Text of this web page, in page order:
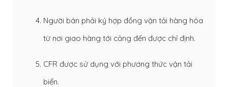
Người bán phải ký hợp đồng vận tải hàng hóa
từ nơi giao hàng tới cảng đến được chỉ định.
CFR được sử dụng với phương thức vận tải
biển.